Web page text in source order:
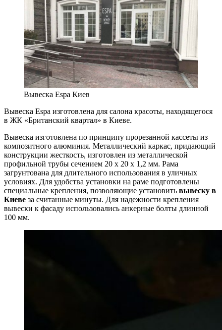
Вывеска Еspa Киев
Вывеска Еspa изготовлена для салона красоты, находящегося
в ЖК «Британский квартал» в Киеве.
Вывеска изготовлена по принципу прорезанной кассеты из
композитного алюминия. Металлический каркас, придающий
конструкции жесткость, изготовлен из металлической
профильной трубы сечением 20 х 20 х 1,2 мм. Рама
загрунтована для длительного использования в уличных
условиях. Для удобства установки на раме подготовлены
специальные крепления, позволяющие установить вывеску в
Киеве за считанные минуты. Для надежности крепления
вывески к фасаду использовались анкерные болты длинной
100 мм.